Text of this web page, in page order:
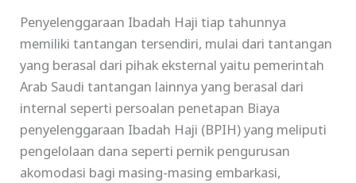
Penyelenggaraan Ibadah Haji tiap tahunnya
memiliki tantangan tersendiri, mulai dari tantangan
yang berasal dari pihak eksternal yaitu pemerintah
Arab Saudi tantangan lainnya yang berasal dari
internal seperti persoalan penetapan Biaya
penyelenggaraan Ibadah Haji (BPIH) yang meliputi
pengelolaan dana seperti pernik pengurusan
akomodasi bagi masing-masing embarkasi,